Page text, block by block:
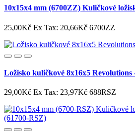
10x15x4 mm (6700ZZ) Kuličkové
25,00Kč Ex Tax: 20,66Kč 6700ZZ
Ložisko kuličkové 8x16x5 Revolutions
29,00Kč Ex Tax: 23,97Kč 688RSZ